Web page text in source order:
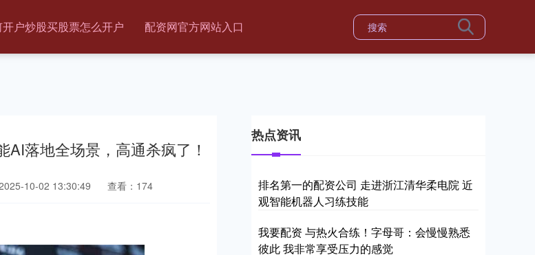
户炒股买股票怎么开户 配资网官方网站入口
落地全场景，高通杀疯了！
10-02 13:30:49 查看：174
热点资讯
排名第一的配资公司 走进浙江清华柔电院 近
观智能机器人习练技能
我要配资 与热火合练！字母哥：会慢慢熟悉
彼此 我非常享受压力的感觉